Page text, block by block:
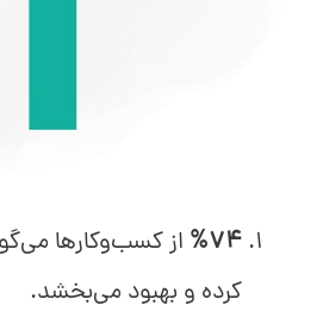
%74
کرده و بهبود می‌بخشد.